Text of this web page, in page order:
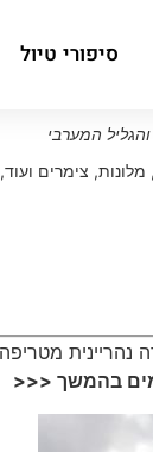
סיפורי טיול
המערבי
, מלונות, צימרים ועוד,
בהמשך <<<